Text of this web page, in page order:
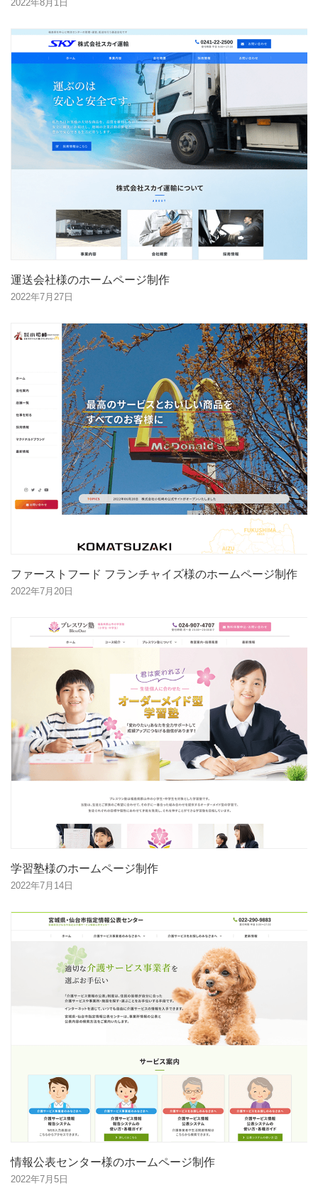
2022年8月1日
運送会社様のホームページ制作
2022年7月27日
ファーストフード フランチャイズ様のホームページ制作
2022年7月20日
学習塾様のホームページ制作
2022年7月14日
情報公表センター様のホームページ制作
2022年7月5日